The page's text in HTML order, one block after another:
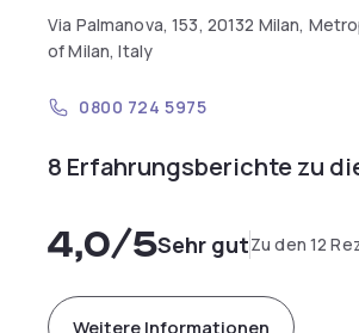
Via Palmanova, 153, 20132 Milan,
of Milan, Italy
0800 724 5975
8 Erfahrungsberichte zu
4,0/5Sehr gutZu den 12
Weitere Informationen